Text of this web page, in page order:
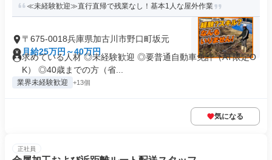
≪未経験歓迎≫直行直帰で残業なし！基本1人な屋外作業
〒675-0018兵庫県加古川市野口町坂元
月給25万円～40万円
求めている人材 ◎未経験歓迎 ◎要普通自動車免許（AT限定O
K） ◎40歳までの方（省...
業界未経験歓迎 +13個
気になる
正社員